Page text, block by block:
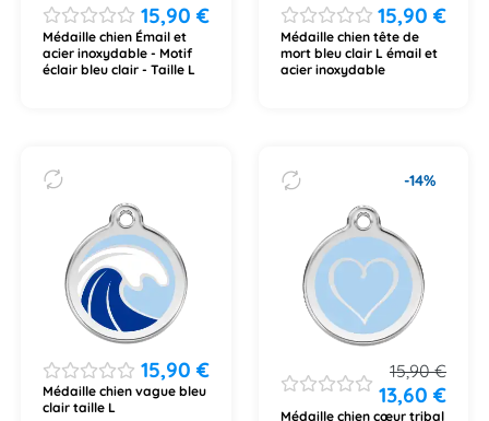
15,90 €
Médaille chien Émail et
acier inoxydable - Motif
éclair bleu clair - Taille L
15,90€
Médaille chien tête de
mort bleu clair L émail et
acier inoxydable
15,90 €
Médaille chien vague bleu
clair taille L
-14%
15,90€
13,60€
Médaille chien cœur tribal